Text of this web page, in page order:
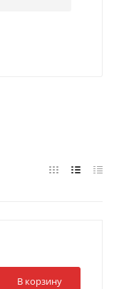
В корзину